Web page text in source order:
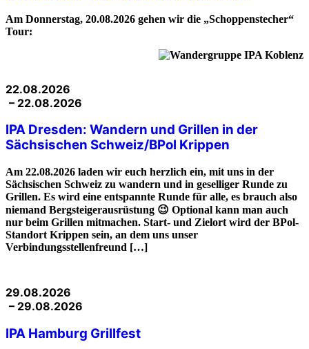
Am Donnerstag, 20.08.2026 gehen wir die „Schoppenstecher“
Tour:
22.08.2026
– 22.08.2026
IPA Dresden: Wandern und Grillen in der
Sächsischen Schweiz/BPol Krippen
Am 22.08.2026 laden wir euch herzlich ein, mit uns in der
Sächsischen Schweiz zu wandern und in geselliger Runde zu
Grillen. Es wird eine entspannte Runde für alle, es brauch also
niemand Bergsteigerausrüstung 😉 Optional kann man auch
nur beim Grillen mitmachen. Start- und Zielort wird der BPol-
Standort Krippen sein, an dem uns unser
Verbindungsstellenfreund […]
29.08.2026
– 29.08.2026
IPA Hamburg Grillfest